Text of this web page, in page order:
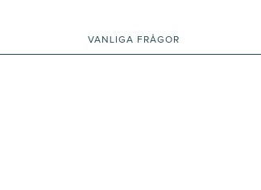
VANLIGA FRÅGOR